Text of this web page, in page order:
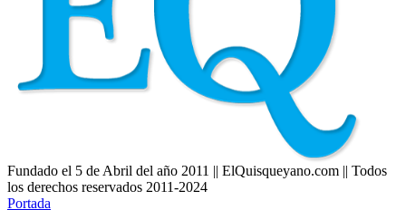
Fundado el 5 de Abril del año 2011 || ElQuisqueyano.com || Todos
los derechos reservados 2011-2024
Portada